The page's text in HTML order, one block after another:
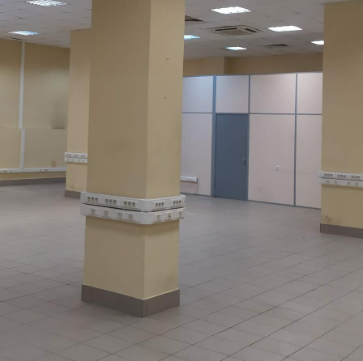
прямую аренду на срок до года. Включено в ставку:
коммунальные платежи. Минимальный срок аренды 6 мес с
предоплатой за 2 месяца. Помещение располагается в 3-
этажном административном здании класса B...
979 (+)
Контакты
Другие объявления
Характеристики помещения
№ объявления
Адрес
Большая Почтовая улица, д.18стр1
Отдельно стоящее здание